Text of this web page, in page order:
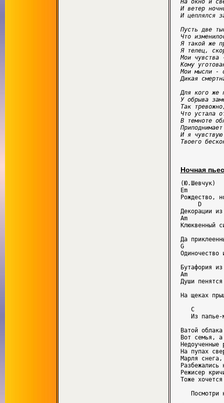
На окно и
И ветер
И цеплялся
Пусть две
Что
Я такой же
Я телец,
Мои
Кому
Мои мысли -
Дикая
Для кого же
У обрыва
Так
Что устала
В темноте
И я чувствую
Твоего
Ночная
(Ю.Шевчук)
Em
Рождество,
D
Декорации
Am
Клюквенный
Да
G
Одиночество
Бутафория
Am
Души
На щеках
C
Из
Ватой
Вот семья,
Недоученные
На пупах
Марля
Разбежались
Режисер
Тоже
Посмотри